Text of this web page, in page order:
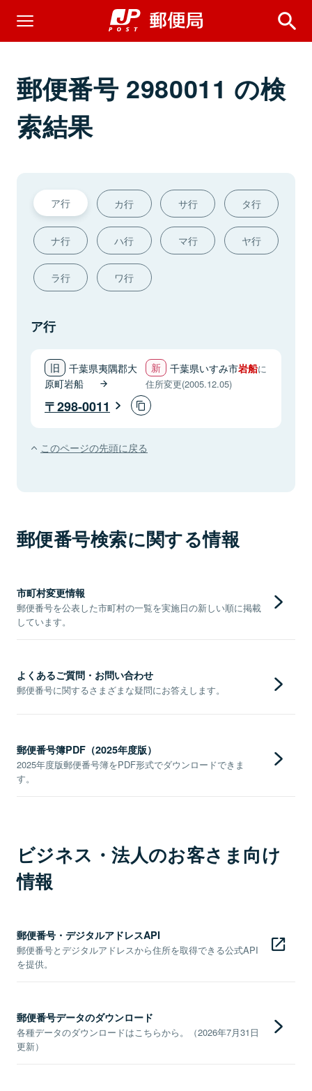
郵便番号 2980011 の検
索結果
ア行 カ行 サ行 タ行
ナ行 ハ行 マ行 ヤ行
ラ行 ワ行
ア行
千葉県夷隅郡大
原町岩船
千葉県いすみ市岩船に
住所変更(2005.12.05)
298-0011
このページの先頭に戻る
郵便番号検索に関する情報
市町村変更情報
郵便番号を公表した市町村の一覧を実施日の新しい順に掲載
しています。
よくあるご質問・お問い合わせ
郵便番号に関するさまざまな疑問にお答えします。
郵便番号簿PDF（2025年度版）
2025年度版郵便番号簿をPDF形式でダウンロードできま
す。
ビジネス・法人のお客さま向け
情報
郵便番号・デジタルアドレスAPI
郵便番号とデジタルアドレスから住所を取得できる公式API
を提供。
郵便番号データのダウンロード
各種データのダウンロードはこちらから。（2026年7月31日
更新）